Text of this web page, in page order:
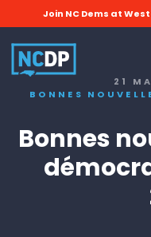
Join NC Dems at
21
BONNES
Bonnes